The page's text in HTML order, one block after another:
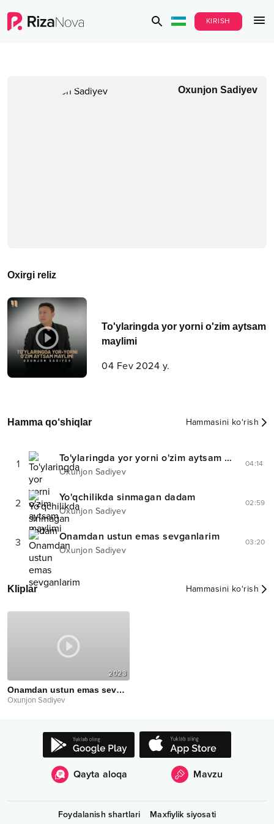
KIRISH
Oxunjon Sadiyev
Oxirgi reliz
To'ylaringda yor yorni o'zim aytsam
maylimi
04 Fev 2024 y.
Hamma qo‘shiqlar Hammasini ko‘rish
1 To'ylaringda yor yorni o'zim aytsam maylimi
Oxunjon Sadiyev
04:14
2 Yo'qchilikda sinmagan dadam
Oxunjon Sadiyev
02:59
3 Onamdan ustun emas sevganlarim
Oxunjon Sadiyev
03:20
Kliplar Hammasini ko‘rish
2023
Onamdan ustun emas sevganlarim
Oxunjon Sadiyev
Qayta aloqa Mavzu
Foydalanish shartlari
Maxfiylik siyosati